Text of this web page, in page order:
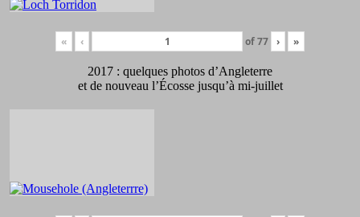
« ‹ of77 › »
2017 : quelques photos d’Angleterre
et de nouveau l’Écosse jusqu’à mi-juillet